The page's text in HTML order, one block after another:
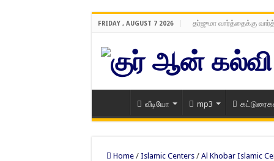
FRIDAY , AUGUST 7 2026 தர்ஜுமா வார்த்தைக்கு
வீடியோ mp3
Home / Islamic Centers / Al Khobar Islamic